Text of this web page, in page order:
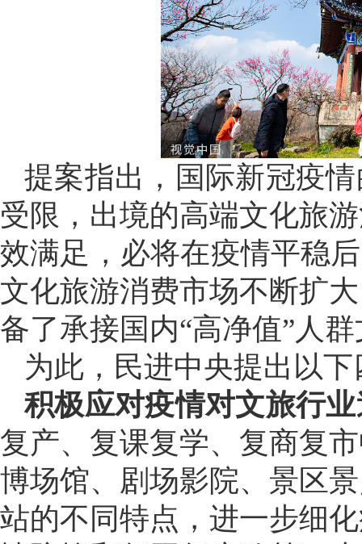
提案指出，国际新冠疫
受限，出境的高端文化旅
效满足，必将在疫情平稳
文化旅游消费市场不断扩
备了承接国内“高净值”人
为此，民进中央提出以
积极应对疫情对文旅行
复产、复课复学、复商复
博场馆、剧场影院、景区
站的不同特点，进一步细